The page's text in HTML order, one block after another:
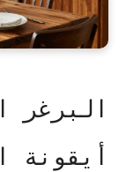
البرغر
أيقونة